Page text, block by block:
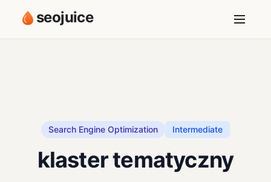
seojuice
Search Engine Optimization Intermediate
klaster tematyczny